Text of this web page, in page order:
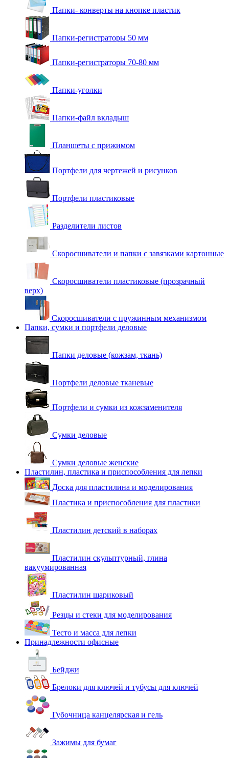
Папки- конверты на кнопке пластик
Папки-регистраторы 50 мм
Папки-регистраторы 70-80 мм
Папки-уголки
Папки-файл вкладыш
Планшеты с прижимом
Портфели для чертежей и рисунков
Портфели пластиковые
Разделители листов
Скоросшиватели и папки с завязками картонные
Скоросшиватели пластиковые (прозрачный
верх)
Скоросшиватели с пружинным механизмом
Папки, сумки и портфели деловые
Папки деловые (кожзам, ткань)
Портфели деловые тканевые
Портфели и сумки из кожзаменителя
Сумки деловые
Сумки деловые женские
Пластилин, пластика и приспособления для лепки
Доска для пластилина и моделирования
Пластика и приспособления для пластики
Пластилин детский в наборах
Пластилин скульптурный, глина
вакуумированная
Пластилин шариковый
Резцы и стеки для моделирования
Тесто и масса для лепки
Принадлежности офисные
Бейджи
Брелоки для ключей и тубусы для ключей
Губочница канцелярская и гель
Зажимы для бумаг